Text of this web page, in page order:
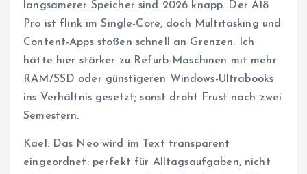
langsamerer Speicher sind 2026 knapp. Der A18
Pro ist flink im Single-Core, doch Multitasking und
Content-Apps stoßen schnell an Grenzen. Ich
hätte hier stärker zu Refurb-Maschinen mit mehr
RAM/SSD oder günstigeren Windows-Ultrabooks
ins Verhältnis gesetzt; sonst droht Frust nach zwei
Semestern.
Kael: Das Neo wird im Text transparent
eingeordnet: perfekt für Alltagsaufgaben, nicht